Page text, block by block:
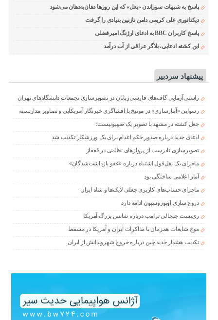
پاسخ به شبهات سوزاندن «بعل» که این روزها دهان‌به‌دهان می‌شود
دیکتاتوری علی کریمی دامن نازنین بنیادی را گرفت
پاسخ کاربران BBC به ادعای ارژنگ امیرفضلی
این کشته ادعایی، بلاگر عراقی از آب درآمد
پیشنهاد سردبیر
راستی‌آزمایی گاف‌های فارسی‌زبانان در تصویرسازی تجمعات دانشگاه‌های تهران
رسوایی «آمارسازی» در مونیخ با افشاگری خبرنگار آمریکایی و تصاویر مداربسته
جعل کشته در مشهد با تصویر یک صهیونیست؛
ادعای جدید درباره صدور حکم اعدام برای یک ورزشکار تکذیب شد
تصویرسازی نادرست از پروازهای نظامی در قفقاز
ماجرای یک نقل‌قول اشتباه درباره «عفو بازداشت‌شدگان»
آمار اعلامی ساختگی بود
ماجرای حساب‌های کاربری جعلی لایک‌ها و شاه ایران
دروغ سازی اوپوزوسیون ادامه دارد
ری‌پست جنجالی ترامپ درباره شانس بزرگ آمریکا
موج شایعات همزمان با مذاکرات ایران و آمریکا در مسقط
تکذیب هشدار جدید چین درباره خروج شهروندانش از ایران